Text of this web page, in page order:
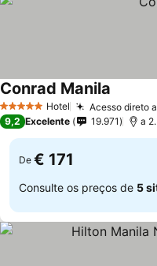
5 Estrelas Hotel Acesso direto
Conrad Manila
9,2 Excelente 19.971 a
De € 171
Consulte os preços de 5